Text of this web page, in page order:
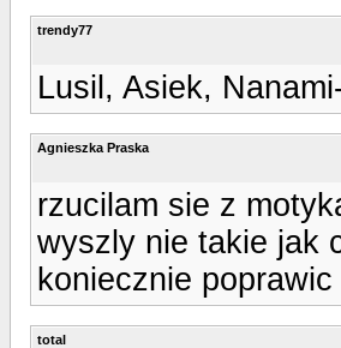
trendy77
Lusil, Asiek,
Agnieszka Praska
rzucilam sie z
wyszly nie takie jak
koniecznie poprawic
total